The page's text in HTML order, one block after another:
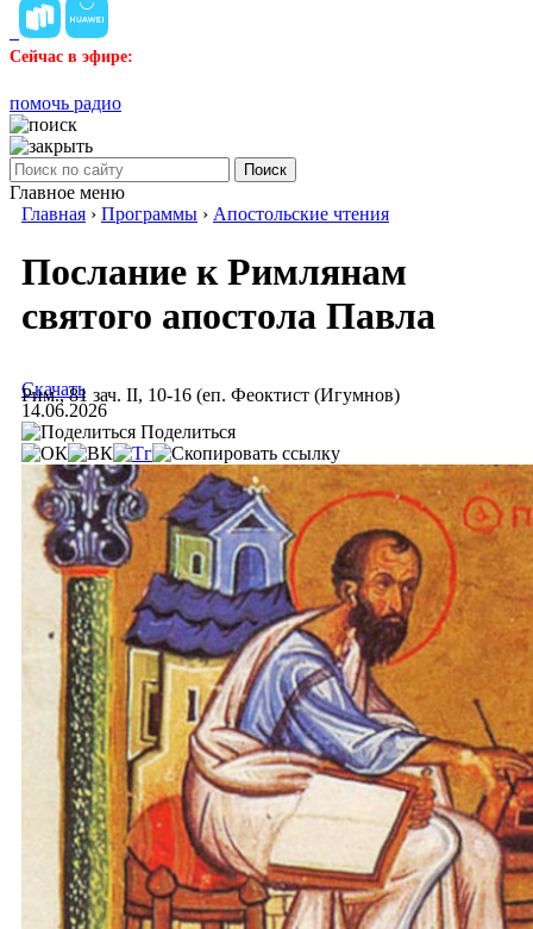
Сейчас в эфире:
помочь радио
Поиск
Главное меню
Главная › Программы › Апостольские чтения
Послание к Римлянам
святого апостола Павла
Рим., 81 зач. II, 10-16 (еп. Феоктист (Игумнов)
Скачать
14.06.2026
Поделиться